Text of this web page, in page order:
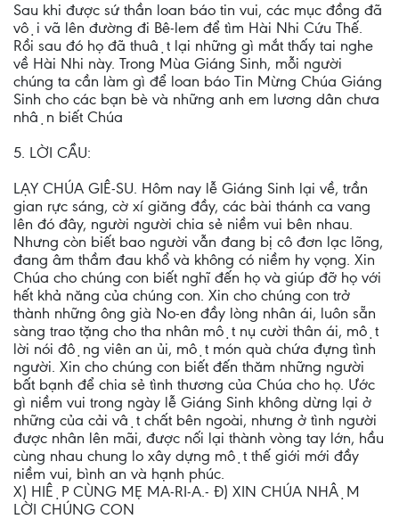
Sau khi được sứ thần loan báo tin vui, các mục đồng đã
vội vã lên đường đi Bê-lem để tìm Hài Nhi Cứu Thế.
Rồi sau đó họ đã thuật lại những gì mắt thấy tai nghe
về Hài Nhi này. Trong Mùa Giáng Sinh, mỗi người
chúng ta cần làm gì để loan báo Tin Mừng Chúa Giáng
Sinh cho các bạn bè và những anh em lương dân chưa
nhận biết Chúa
5. LỜI CẦU:
LẠY CHÚA GIÊ-SU. Hôm nay lễ Giáng Sinh lại về, trần
gian rực sáng, cờ xí giăng đầy, các bài thánh ca vang
lên đó đây, người người chia sẻ niềm vui bên nhau.
Nhưng còn biết bao người vẫn đang bị cô đơn lạc lõng,
đang âm thầm đau khổ và không có niềm hy vọng. Xin
Chúa cho chúng con biết nghĩ đến họ và giúp đỡ họ với
hết khả năng của chúng con. Xin cho chúng con trở
thành những ông già No-en đầy lòng nhân ái, luôn sẵn
sàng trao tặng cho tha nhân một nụ cười thân ái, một
lời nói động viên an ủi, một món quà chứa đựng tình
người. Xin cho chúng con biết đến thăm những người
bất bạnh để chia sẻ tình thương của Chúa cho họ. Ước
gì niềm vui trong ngày lễ Giáng Sinh không dừng lại ở
những của cải vật chất bên ngoài, nhưng ở tình người
được nhân lên mãi, được nối lại thành vòng tay lớn, hầu
cùng nhau chung lo xây dựng một thế giới mới đầy
niềm vui, bình an và hạnh phúc.
X) HIỆP CÙNG MẸ MA-RI-A.- Đ) XIN CHÚA NHẬM
LỜI CHÚNG CON